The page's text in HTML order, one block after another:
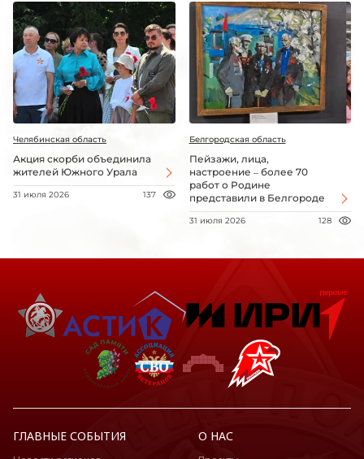
Челябинская область
Акция скорби объединила
жителей Южного Урала
31 июля 2026 137
Белгородская область
Пейзажи, лица,
настроение – более 70
работ о Родине
представили в Белгороде
31 июля 2026 128
ГЛАВНЫЕ СОБЫТИЯ О НАС